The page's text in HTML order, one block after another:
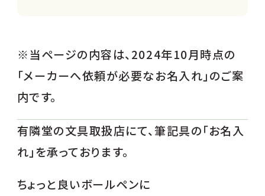
藤沢店
藤沢本町トレアージュ白旗店
ららぽーと湘南平塚店
厚木店
ららぽーと海老名店
※当ページの内容は、2024年10月時点の
「メーカーへ依頼が必要なお名入れ」のご案
内です。
有隣堂の文具取扱店にて、筆記具の「お名入
れ」を承っております。
ちょっと良いボールペンに